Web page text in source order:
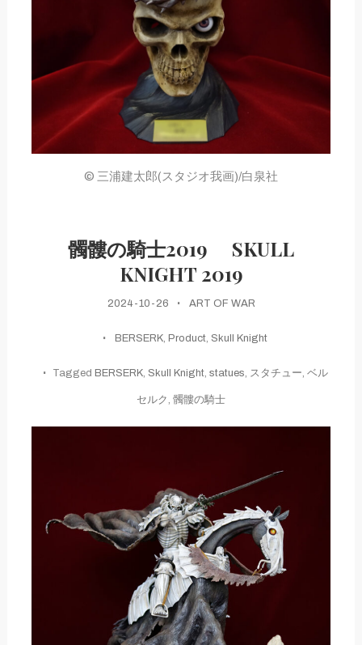
© 三浦建太郎(スタジオ我画)/白泉社
髑髏の騎士2019 SKULL
KNIGHT 2019
2024-10-26 ART OF WAR
BERSERK, Product, Skull Knight
Tagged BERSERK, Skull Knight, statues, スタチュー, ベル
セルク , 髑髏の騎士